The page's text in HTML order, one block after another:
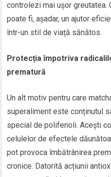
controlezi mai ușor greutatea.
poate fi, așadar, un ajutor
într-un stil de viață sănătos.
Protecția împotriva
prematură
Un alt motiv pentru care
superaliment este conținutul
special de polifenoli. Acești
celulelor de efectele
pot provoca îmbătrânirea
cronice. Datorită acțiunii